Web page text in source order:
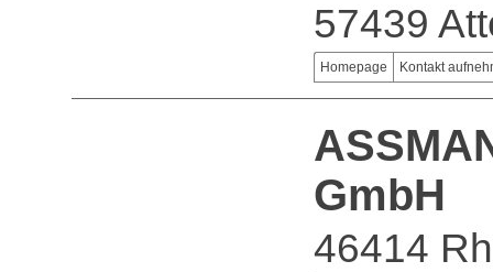
57439
Homepage Kontakt
GmbH
46414